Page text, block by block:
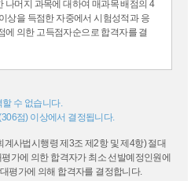
나머지 과목에 대하여 매과목 배점의 4
상을 득점한 자중에서 시험성적과 응
에 의한 고득점자순으로 합격자를 결
수 없습니다.
점) 이상에서 결정됩니다.
계사법시행령 제3조 제2항 및 제4항) 절대
가에 의한 합격자가 최소 선발예정인원에
평가에 의해 합격자를 결정합니다.